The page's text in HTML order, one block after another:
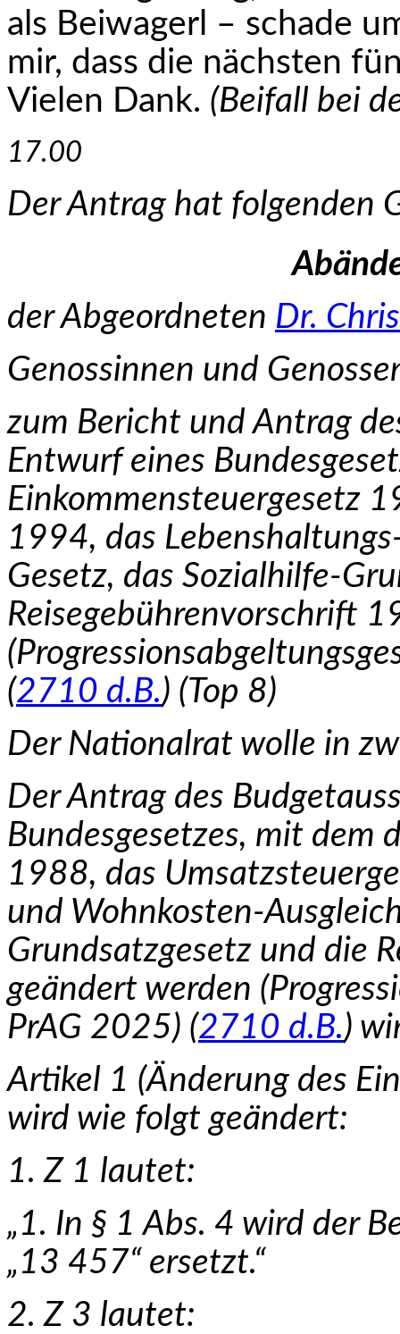
als Beiwagerl – schade
mir, dass die nächsten
Vielen Dank. (Beifall bei
17.00
Der Antrag hat folgenden
der Abgeordneten Dr.
Genossinnen und
zum Bericht und Antrag
Entwurf eines
Einkommensteuergesetz
1994, das
Gesetz, das Sozialhilfe-
Reisegebührenvorschrift
(2710 d.B.) (Top 8)
Der Nationalrat wolle in
Der Antrag des
Bundesgesetzes, mit dem
1988, das
und Wohnkosten-
Grundsatzgesetz und die
geändert werden
PrAG 2025) (2710 d.B.)
Artikel 1 (Änderung des
wird wie folgt geändert:
1. Z 1 lautet:
„1. In § 1 Abs. 4 wird der
„13 457“ ersetzt.“
2. Z 3 lautet: